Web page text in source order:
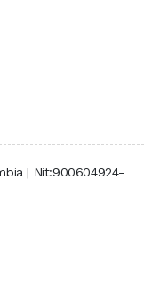
| Nit:900604924-